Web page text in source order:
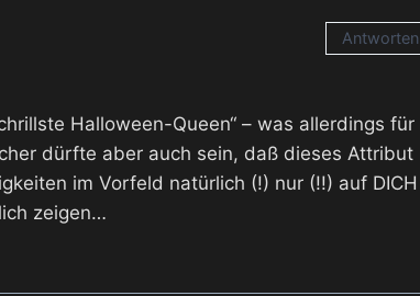
Halloween-Queen“ – was allerdings für
dürfte aber auch sein, daß dieses Attribut
im Vorfeld natürlich (!) nur (!!) auf DICH
zeigen…
Antworten